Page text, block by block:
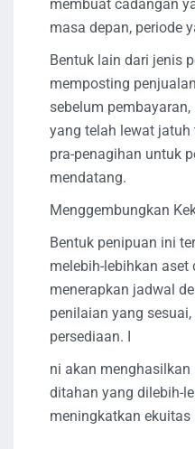
membuat cadangan
masa depan, periode
Bentuk lain dari jenis
memposting
sebelum
yang telah lewat
pra-penagihan untuk
mendatang.
Menggembungkan
Bentuk penipuan ini
melebih-lebihkan aset
menerapkan jadwal
penilaian yang
persediaan. I
ni akan
ditahan yang dilebih-
meningkatkan